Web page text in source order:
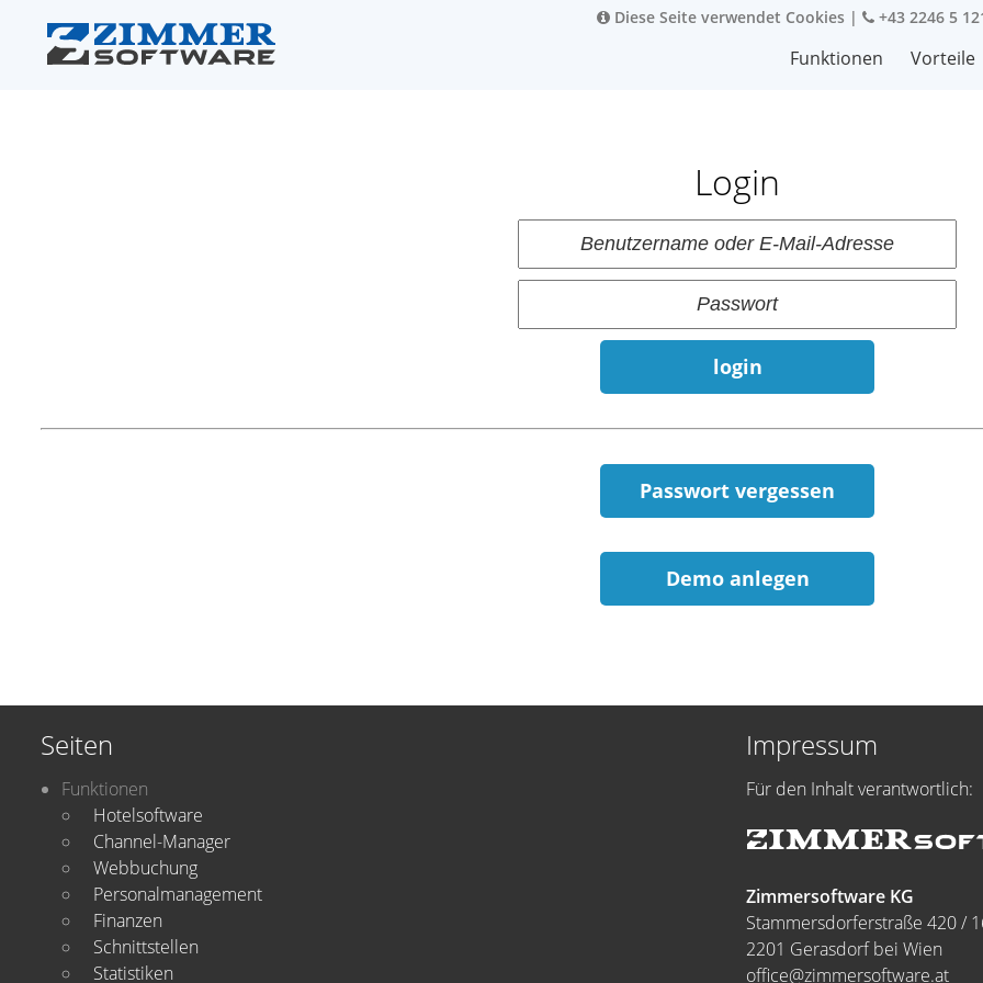
Diese Seite verwendet Cookies | +43 2246 5
Funktionen Vorteile
Login
login
Passwort vergessen
Demo anlegen
Seiten
Funktionen
Hotelsoftware
Channel-Manager
Webbuchung
Personalmanagement
Finanzen
Schnittstellen
Statistiken
Impressum
Für den Inhalt verantwortlich:
Zimmersoftware KG
Stammersdorferstraße 420 /
2201 Gerasdorf bei Wien
office@zimmersoftware.at